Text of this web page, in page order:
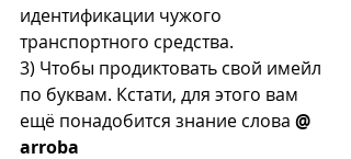
идентификации чужого
транспортного средства.
3) Чтобы продиктовать свой имейл
по буквам. Кстати, для этого вам
ещё понадобится знание слова @
arroba